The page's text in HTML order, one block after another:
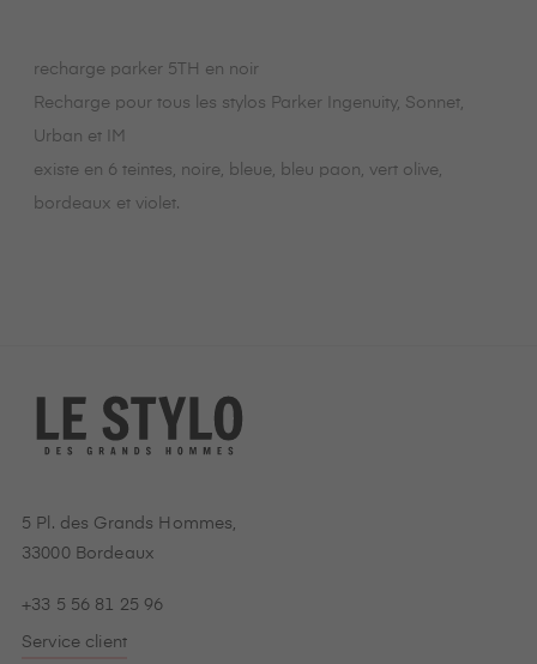
recharge parker 5TH en noir
Recharge pour tous les stylos Parker Ingenuity, Sonnet,
Urban et IM
existe en 6 teintes, noire, bleue, bleu paon, vert olive,
bordeaux et violet.
5 Pl. des Grands Hommes,
33000 Bordeaux
+33 5 56 81 25 96
Service client